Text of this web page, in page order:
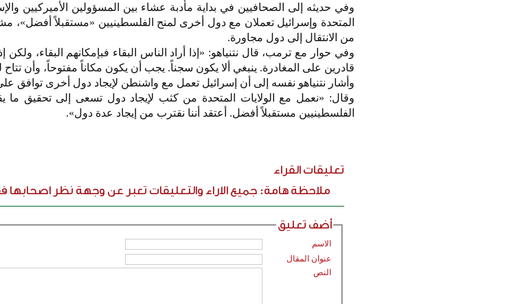
وفي حديثه إلى الصحافيين في بداية مأدبة عشاء بين المسؤولين الأميركيين
المتحدة وإسرائيل تعملان مع دول أخرى لمنح الفلسطينيين «مستقبلاً أفضل»،
من الانتقال إلى دول مجاورة.
وفي حوار مع ترمب، قال نتنياهو: «إذا أراد الناس البقاء فبإمكانهم البقاء، ولكن
قادرين على المغادرة. ينبغي ألا يكون سجناً. يجب أن يكون مكاناً مفتوحاً، وأن تتاح
وأشار نتنياهو نفسه إلى أن إسرائيل تعمل مع واشنطن لإيجاد دول أخرى توافق
وقال: «نعمل مع الولايات المتحدة من كثب لإيجاد دول تسعى إلى تحقيق ما
الفلسطينيين مستقبلاً أفضل. أعتقد أننا نقترب من إيجاد عدة دول».
تعليقات القراء
ملاحظة هامة: جميع الاراء والتعليقات تعبر عن وجهة نظر اصحابها
أضف تعليق
الاسم
عنوان المقال
النص